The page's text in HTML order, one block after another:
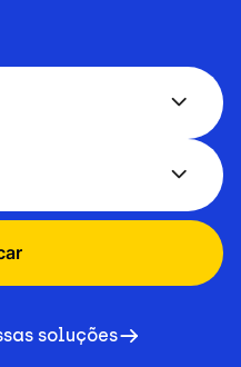
soluções